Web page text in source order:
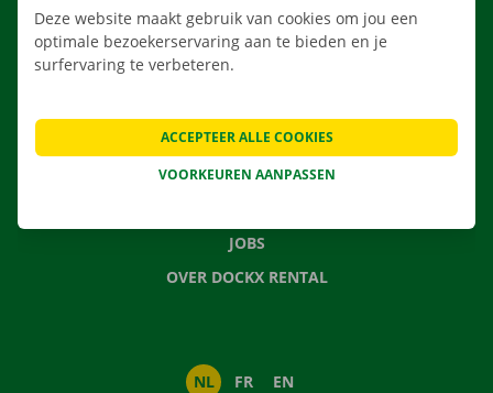
VEELGESTELDE VRAGEN
NIEUWS
JOBS
OVER DOCKX RENTAL
NL FR EN
Deze website maakt gebruik van cookies om jou een
optimale bezoekerservaring aan te bieden en je
surfervaring te verbeteren.
VOORKEUREN AANPASSEN
ACCEPTEER ALLE COOKIES